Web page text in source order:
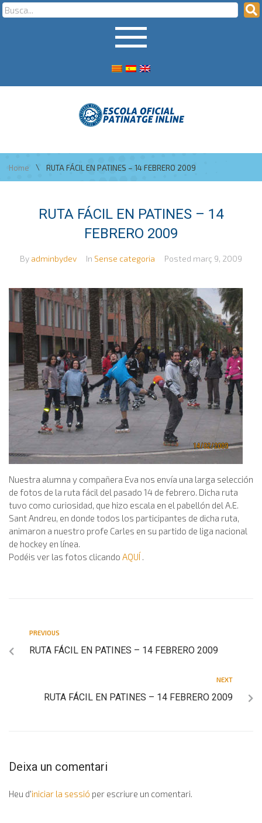
Home \ RUTA FÁCIL EN PATINES – 14 FEBRERO 2009
RUTA FÁCIL EN PATINES – 14
FEBRERO 2009
By adminbydev In Sense categoria Posted març 9, 2009
Nuestra alumna y compañera Eva nos envía una larga selección
de fotos de la ruta fácil del pasado 14 de febrero. Dicha ruta
tuvo como curiosidad, que hizo escala en el pabellón del A.E.
Sant Andreu, en donde todos los participantes de dicha ruta,
animaron a nuestro profe Carles en su partido de liga nacional
de hockey en línea.
Podéis ver las fotos clicando AQUÍ .
PREVIOUS
RUTA FÁCIL EN PATINES – 14 FEBRERO 2009
NEXT
RUTA FÁCIL EN PATINES – 14 FEBRERO 2009
Deixa un comentari
Heu d'iniciar la sessió per escriure un comentari.